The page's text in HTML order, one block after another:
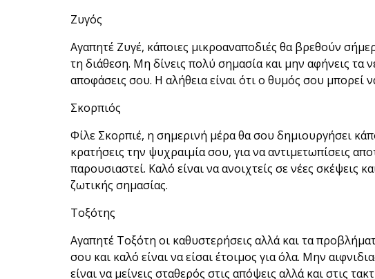
Ζυγός
Αγαπητέ Ζυγέ, κάποιες μικροαναποδιές θα βρεθούν
τη διάθεση. Μη δίνεις πολύ σημασία και μην αφήνεις τα
αποφάσεις σου. Η αλήθεια είναι ότι ο θυμός σου μπορεί
Σκορπιός
Φίλε Σκορπιέ, η σημερινή μέρα θα σου δημιουργήσει
κρατήσεις την ψυχραιμία σου, για να αντιμετωπίσεις
παρουσιαστεί. Καλό είναι να ανοιχτείς σε νέες σκέψεις
ζωτικής σημασίας.
Τοξότης
Αγαπητέ Τοξότη οι καθυστερήσεις αλλά και τα
σου και καλό είναι να είσαι έτοιμος για όλα. Μην
είναι να μείνεις σταθερός στις απόψεις αλλά και στις